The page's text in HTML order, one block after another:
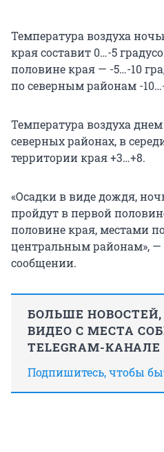
Температура воздуха
края составит 0…-5
половине края — -5…-10
по северным районам -
Температура воздуха
северных районах, в
территории края +3…+8.
«Осадки в виде дождя,
пройдут в первой
половине края, местами
центральным районам», —
сообщении.
БОЛЬШЕ
ВИДЕО С МЕСТА
TELEGRAM-КАНАЛЕ
Подпишитесь, чтобы